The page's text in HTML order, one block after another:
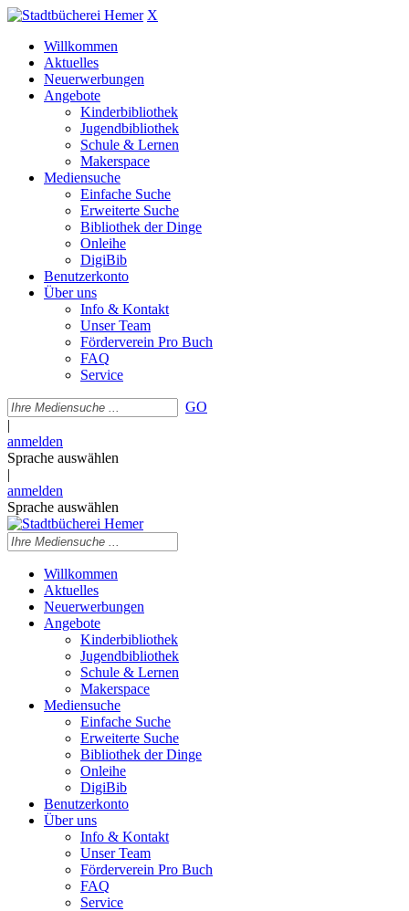
X
Willkommen
Aktuelles
Neuerwerbungen
Angebote
Kinderbibliothek
Jugendbibliothek
Schule & Lernen
Makerspace
Mediensuche
Einfache Suche
Erweiterte Suche
Bibliothek der Dinge
Onleihe
DigiBib
Benutzerkonto
Über uns
Info & Kontakt
Unser Team
Förderverein Pro Buch
FAQ
Service
GO
|
anmelden
Sprache auswählen
|
anmelden
Sprache auswählen
Willkommen
Aktuelles
Neuerwerbungen
Angebote
Kinderbibliothek
Jugendbibliothek
Schule & Lernen
Makerspace
Mediensuche
Einfache Suche
Erweiterte Suche
Bibliothek der Dinge
Onleihe
DigiBib
Benutzerkonto
Über uns
Info & Kontakt
Unser Team
Förderverein Pro Buch
FAQ
Service